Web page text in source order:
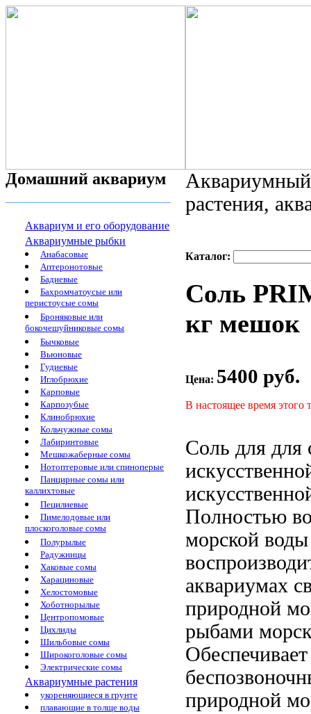
Домашний аквариум
Аквариум и его оборудование
Аквариумные рыбки
Анабасовые
Аптеронотовые
Бадиевые
Бахромчатоусые или
перистоусые сомы
Броняковые или
бокочешуйниковые сомы
Бычковые
Вьюновые
Гудиевые
Иглобрюхие
Карповые
Карпозубые
Клинобрюхие
Кольчужные сомы
Лабиринтовые
Мешкожаберные сомы
Нотоптеровые или спиноперые
Панцирные сомы или
каллихтовые
Пецилиевые
Пимелодовые или
плоскоголовые сомы
Полурылые
Радужницы
Хаковые сомы
Харациновые
Хелостомовые
Хоботнорылые
Центропомовые
Цихлиды
Шильбовые сомы
Широкоголовые сомы
Электрические сомы
Аквариумные растения
укореняющиеся в грунте
плавающие в толще воды
растения,
Каталог:
Соль
кг мешок
Цена: 5400 руб.
В настоящее время этого
Соль для для
Полностью
морской
аквариумах
природной
рыбами
Обеспечивает
природной